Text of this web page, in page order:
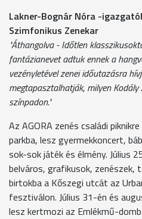
Lakner-Bognár Nóra -
Szimfonikus Zenekar
"Áthangolva - Időtlen
fantázianevet adtuk ennek a
vezényletével zenei időutazásra
megtapasztalhatják, milyen
színpadon."
Az AGORA zenés családi
parkba, lesz gyermekkoncert,
sok-sok játék és élmény. Július
belváros, grafikusok, zenészek,
birtokba a Kőszegi utcát az
fesztiválon. Július 31-én és
lesz kertmozi az Emlékmű-